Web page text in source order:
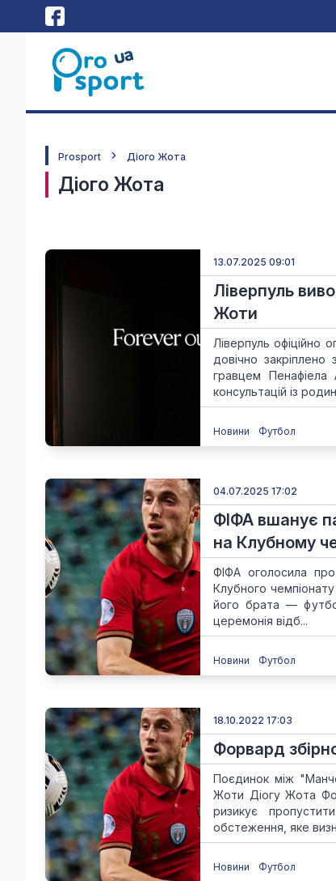
Prosport Діого Жота
Діого Жота
13.07.2025 09:01
Ліверпуль
Жоти
Ліверпуль
довічно
гравцем
консультацій із
Новини Футбол
04.07.2025 17:02
ФІФА вшанує
на Клубному
ФІФА оголосила
Клубного
його брата —
церемонія відб...
Новини Футбол
18.10.2022 17:03
Форвард
Поєдинок між
Жоти Діогу Жота
ризикує
обстеження, яке
Новини Футбол